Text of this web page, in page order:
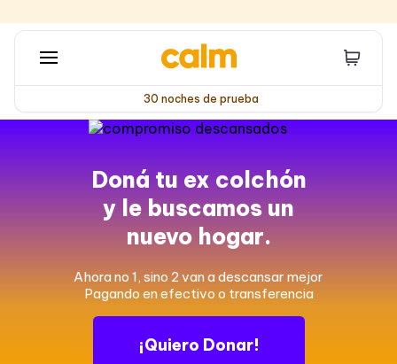
30 noches de prueba
Doná tu ex colchón
y le buscamos un
nuevo hogar.
Ahora no 1, sino 2 van a descansar mejor
Pagando en efectivo o transferencia
¡Quiero Donar!